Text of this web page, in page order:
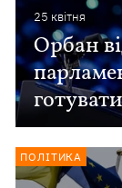
25 квiтня
Орбан
ПОЛІТИКА